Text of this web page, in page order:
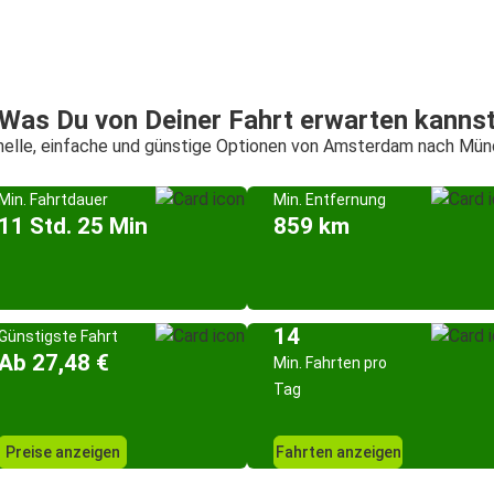
Du von Deiner Fahrt erwarten kannst
einfache und günstige Optionen von Amsterdam nach
Fahrtdauer
Std. 25 Min
Min. Entfernung
859 km
Fahrt
27,48 €
Preise anzeigen
14
Min. Fahrten pro
Tag
Fahrten anzeigen